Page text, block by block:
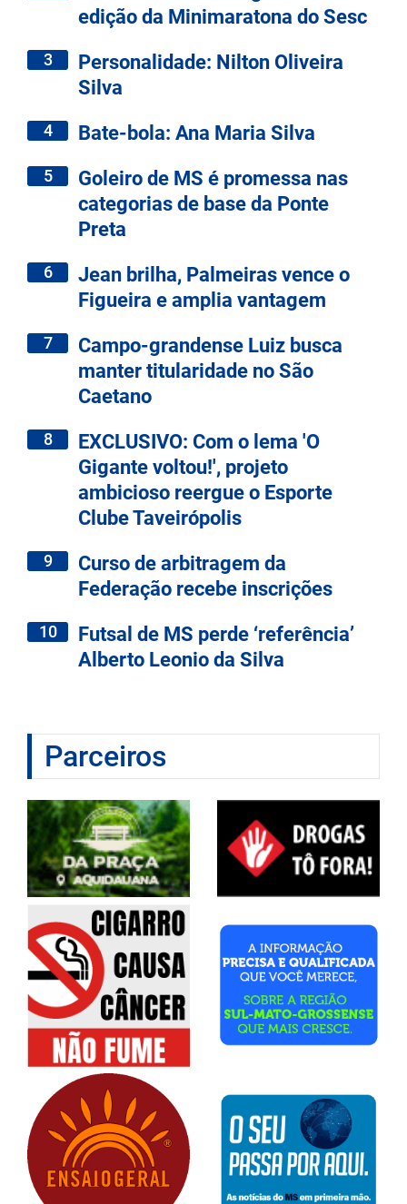
edição da Minimaratona do Sesc
3
Personalidade: Nilton Oliveira
Silva
4 Bate-bola: Ana Maria Silva
5
Goleiro de MS é promessa nas
categorias de base da Ponte
Preta
6
Jean brilha, Palmeiras vence o
Figueira e amplia vantagem
7
Campo-grandense Luiz busca
manter titularidade no São
Caetano
8
EXCLUSIVO: Com o lema 'O
Gigante voltou!', projeto
ambicioso reergue o Esporte
Clube Taveirópolis
9
Curso de arbitragem da
Federação recebe inscrições
10
Futsal de MS perde ‘referência’
Alberto Leonio da Silva
Parceiros